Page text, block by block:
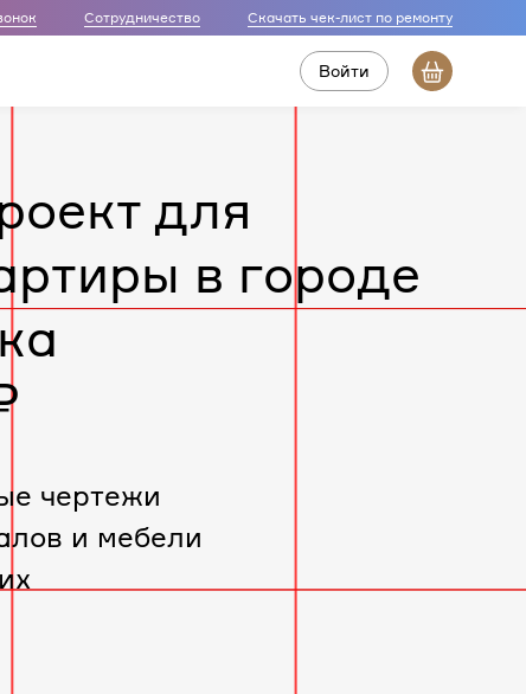
Сотрудничество Скачать чек-лист по ремонту
Войти
для
в городе
чертежи
и мебели